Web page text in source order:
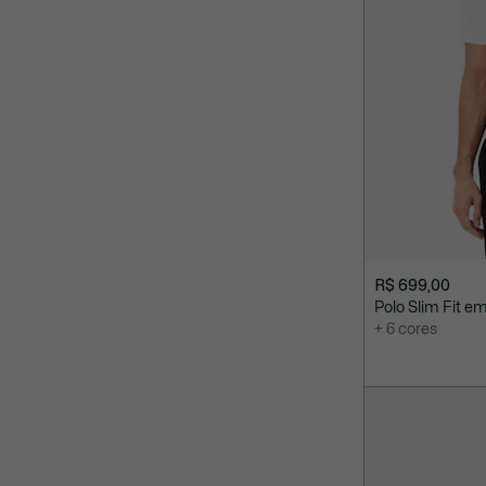
R$ 699,00
Polo Slim Fit
+ 6 cores